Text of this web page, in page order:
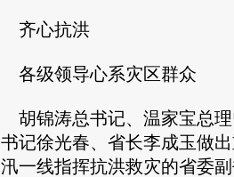
齐心抗洪
各级领导心系灾区群众
胡锦涛总书记、温家宝总
书记徐光春、省长李成玉做
汛一线指挥抗洪救灾的省委